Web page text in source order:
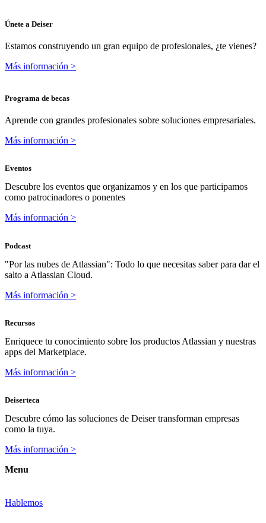
Únete a Deiser
Estamos construyendo un gran equipo de profesionales, ¿te vienes?
Más información >
Programa de becas
Aprende con grandes profesionales sobre soluciones empresariales.
Más información >
Eventos
Descubre los eventos que organizamos y en los que participamos
como patrocinadores o ponentes
Más información >
Podcast
"Por las nubes de Atlassian": Todo lo que necesitas saber para dar el
salto a Atlassian Cloud.
Más información >
Recursos
Enriquece tu conocimiento sobre los productos Atlassian y nuestras
apps del Marketplace.
Más información >
Deiserteca
Descubre cómo las soluciones de Deiser transforman empresas
como la tuya.
Más información >
Menu
Hablemos